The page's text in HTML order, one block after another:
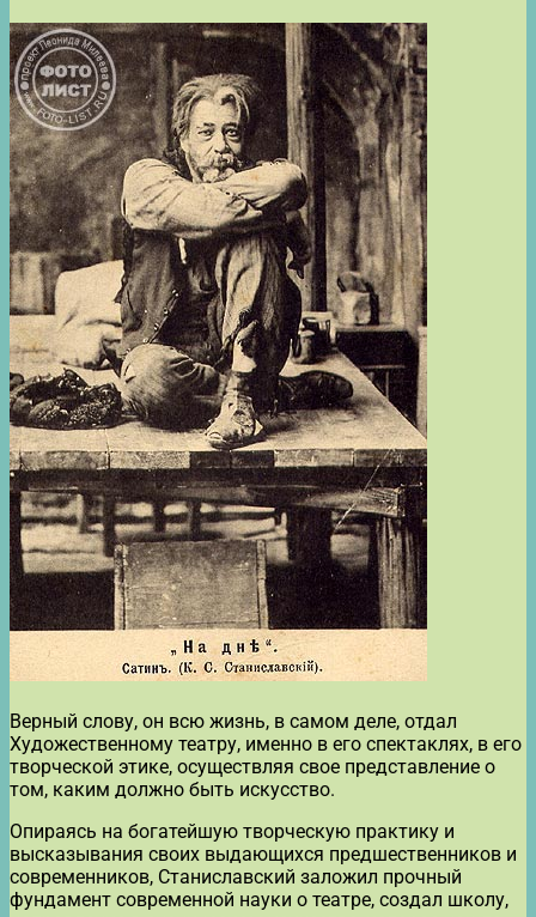
Верный слову, он всю жизнь, в самом деле, отдал
Художественному театру, именно в его спектаклях, в его
творческой этике, осуществляя свое представление о
том, каким должно быть искусство.
Опираясь на богатейшую творческую практику и
высказывания своих выдающихся предшественников и
современников, Станиславский заложил прочный
фундамент современной науки о театре, создал школу,